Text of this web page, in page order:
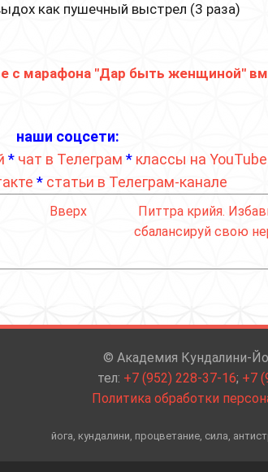
как пушечный выстрел (3 раза)
с марафона "Дар быть женщиной"
наши соцсети:
* чат в Телеграм * классы на YouTube
* статьи в Телеграм-канале
Вверх
Питтра крийя.
сбалансируй свою
© Академия Кундалини-
тел: +7 (952) 228-37-16; +7
Политика обработки
йога, кундалини, процветание, сила,